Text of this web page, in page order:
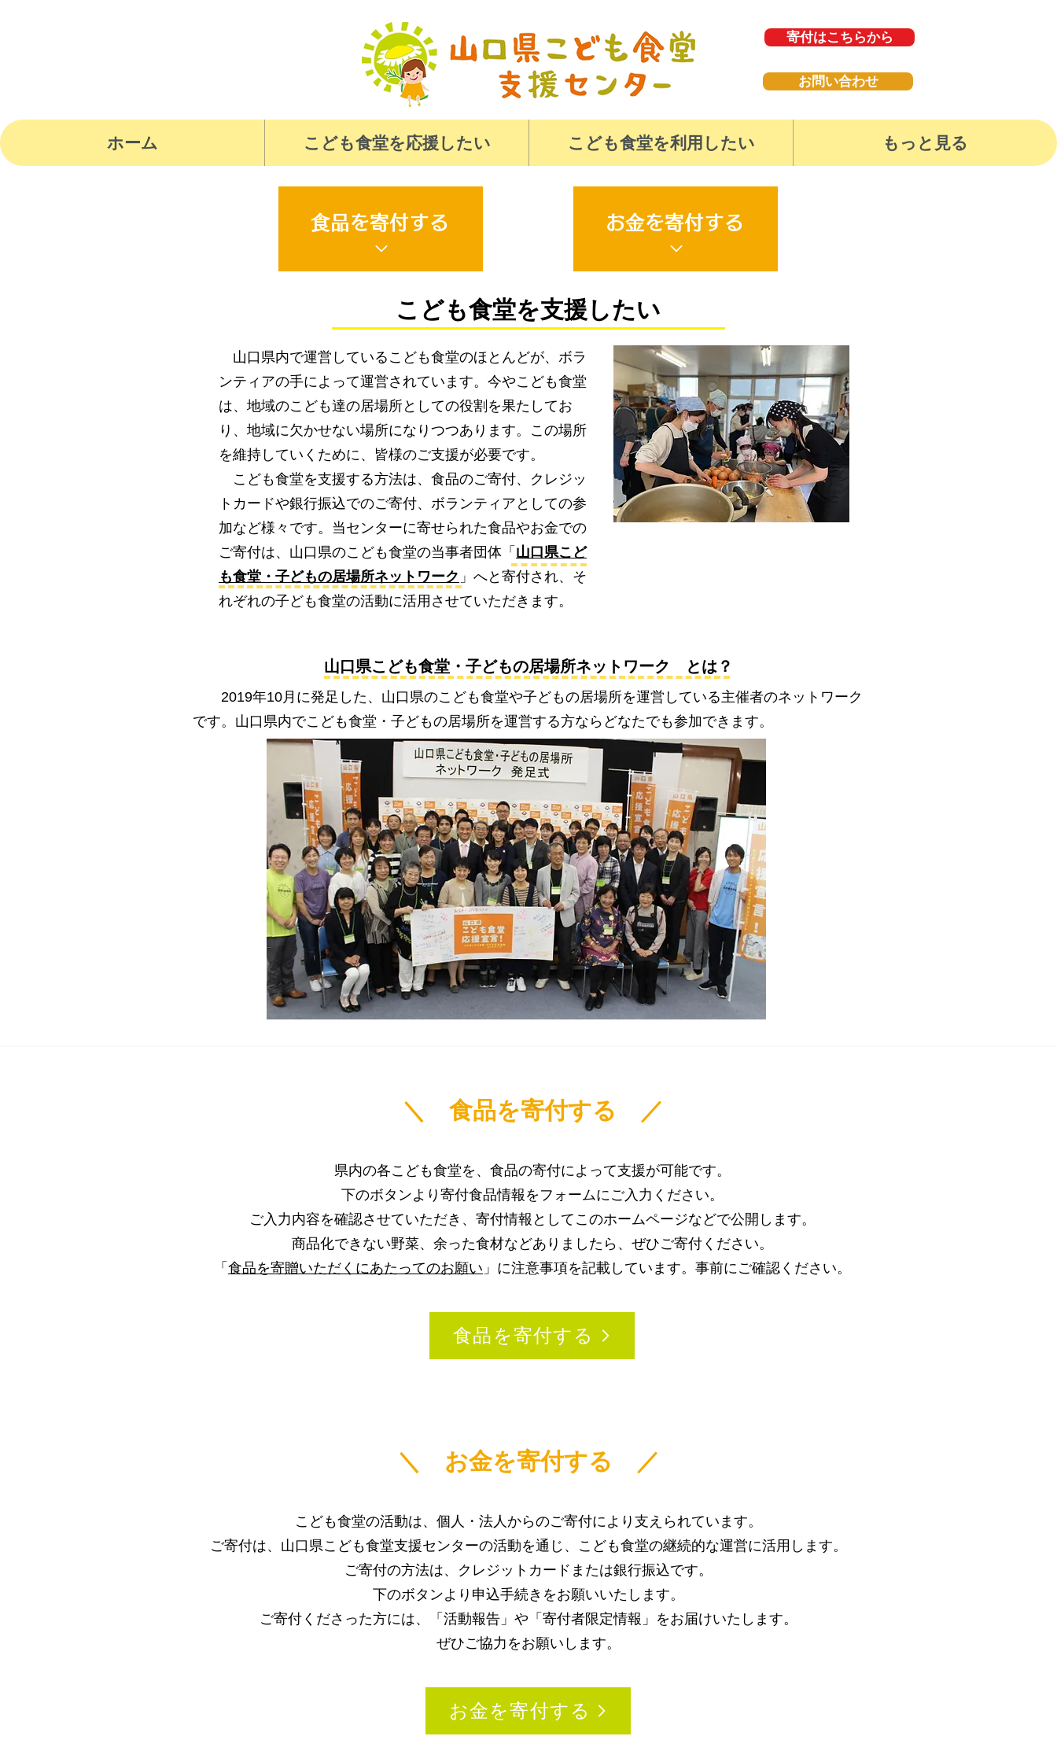
寄付はこちらから
お問い合わせ
ホーム こども食堂を応援したい こども食堂を利用したい もっと見る
食品を寄付する お金を寄付する
こども食堂を支援したい
山口県内で運営しているこども食堂のほとんどが、ボラ
ンティアの手によって運営されています。今やこども食堂
は、地域のこども達の居場所としての役割を果たしてお
り、地域に欠かせない場所になりつつあります。この場所
を維持していくために、皆様のご支援が必要です。
こども食堂を支援する方法は、食品のご寄付、クレジッ
トカードや銀行振込でのご寄付、ボランティアとしての参
加など様々です。当センターに寄せられた食品やお金での
ご寄付は、山口県のこども食堂の当事者団体「 山口県こど
も食堂・子どもの居場所ネットワーク 」へと寄付され、そ
れぞれの子ども食堂の活動に活用させていただきます。
​山口県こども食堂・子どもの居場所ネットワーク とは？
2019年10月に発足した、山口県のこども食堂や子どもの居場所を運営している主催者のネットワーク
です。山口県内でこども食堂・子どもの居場所を運営する方ならどなたでも参加できます。
＼ 食品を寄付する ／
​県内の各こども食堂を、食品の寄付によって支援が可能です。
下のボタンより寄付食品情報をフォームにご入力ください。
ご入力内容を確認させていただき、寄付情報としてこのホームページなどで公開します。
商品化できない野菜、余った食材などありましたら、ぜひご寄付ください。
「 食品を寄贈いただくにあたってのお願い 」に注意事項を記載しています。事前にご確認ください。
食品を寄付する
＼ お金を寄付する ／
こども食堂の活動は、個人・法人からのご寄付により支えられています。
ご寄付は、山口県こども食堂支援センターの活動を通じ、こども食堂の継続的な運営に活用します。
​ご寄付の方法は、クレジットカードまたは銀行振込です。
下のボタンより申込手続きをお願いいたします。
ご寄付くださった方には、「活動報告」や「寄付者限定情報」をお届けいたします。
ぜひご協力をお願いします。
お金を寄付する